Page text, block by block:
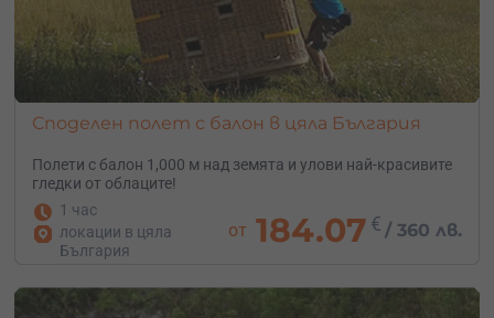
Споделен полет с балон в цяла България
Полети с балон 1,000 м над земята и улови най-красивите
гледки от облаците!
1 час
локации в цяла
България
от 184.07 € / 360 лв.